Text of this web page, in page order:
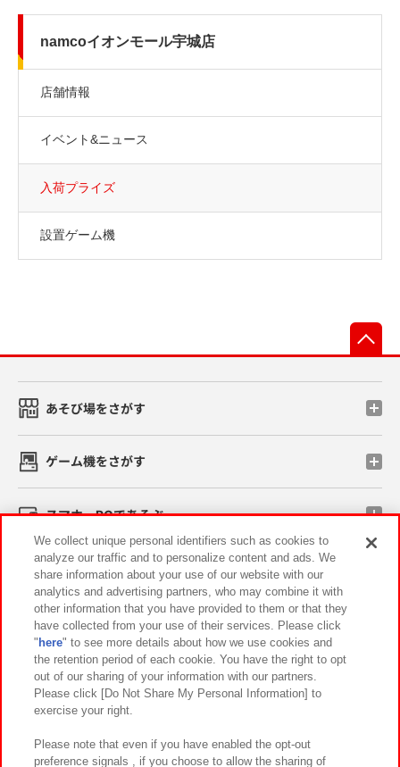
namcoイオンモール宇城店
店舗情報
イベント&ニュース
入荷プライズ
設置ゲーム機
あそび場をさがす
ゲーム機をさがす
スマホ・PCであそぶ
イベント・キャンペーン
関連会社 サステナビリティ サイトポリシー
プライバシーポリシー ウェブアクセシビリティ方針と検証結果
お取引先さまとともに
カスタマーハラスメント対応方針 よくあるご質問・お問い合わせ
We collect unique personal identifiers such as cookies to
analyze our traffic and to personalize content and ads. We
share information about your use of our website with our
analytics and advertising partners, who may combine it with
other information that you have provided to them or that they
have collected from your use of their services. Please click
" here" to see more details about how we use cookies and
the retention period of each cookie. You have the right to opt
out of our sharing of your information with our partners.
Please click [Do Not Share My Personal Information] to
exercise your right.
Please note that even if you have enabled the opt-out
preference signals , if you choose to allow the sharing of